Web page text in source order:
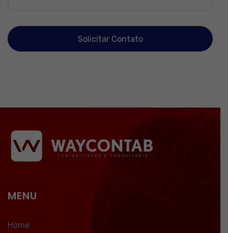
MENU
Home